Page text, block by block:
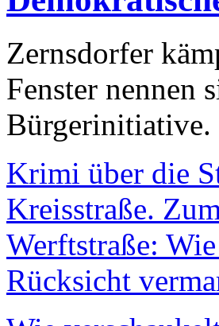
Zernsdorfer
Fenster nennen
Bürgerinitiative.
Krimi über die
Kreisstraße.
Werftstraße:
Rücksicht